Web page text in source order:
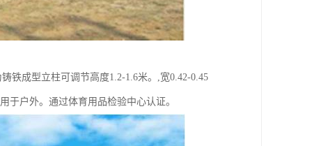
铁成型立柱可调节高度1.2-1.6米。,宽0.42-0.45
于户外。通过体育用品检验中心认证。